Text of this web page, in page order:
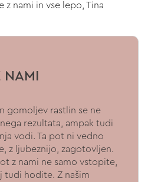
z nami in vse lepo, Tina
NAMI
gomoljev rastlin se ne
rezultata, ampak tudi
vodi. Ta pot ni vedno
z ljubeznijo, zagotovljen.
z nami ne samo vstopite,
tudi hodite. Z našim